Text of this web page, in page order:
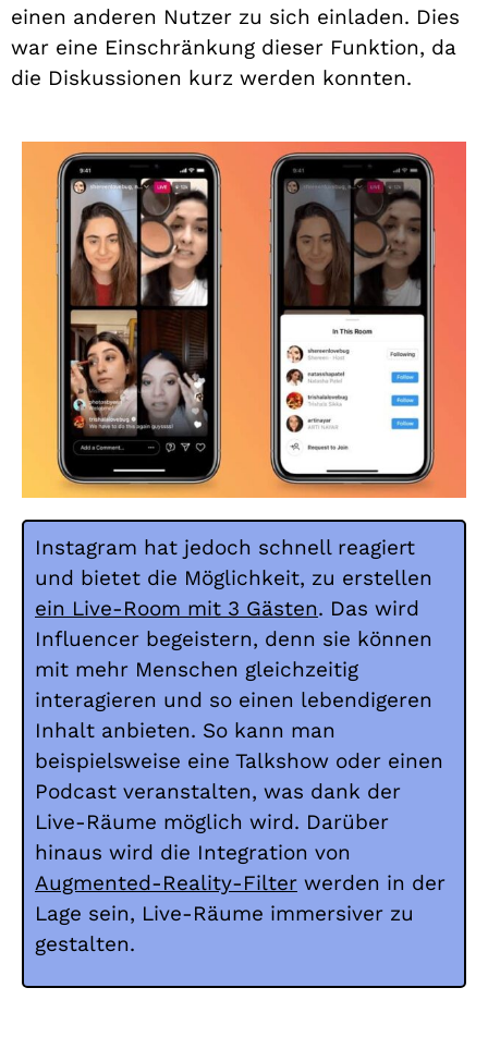
einen anderen Nutzer zu sich einladen. Dies
war eine Einschränkung dieser Funktion, da
die Diskussionen kurz werden konnten.
Instagram hat jedoch schnell reagiert
und bietet die Möglichkeit, zu erstellen
ein Live-Room mit 3 Gästen. Das wird
Influencer begeistern, denn sie können
mit mehr Menschen gleichzeitig
interagieren und so einen lebendigeren
Inhalt anbieten. So kann man
beispielsweise eine Talkshow oder einen
Podcast veranstalten, was dank der
Live-Räume möglich wird. Darüber
hinaus wird die Integration von
Augmented-Reality-Filter werden in der
Lage sein, Live-Räume immersiver zu
gestalten.